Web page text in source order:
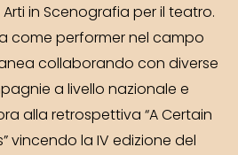
in Scenografia per il teatro.
come performer nel campo
collaborando con diverse
a livello nazionale e
alla retrospettiva “A Certain
vincendo la IV edizione del